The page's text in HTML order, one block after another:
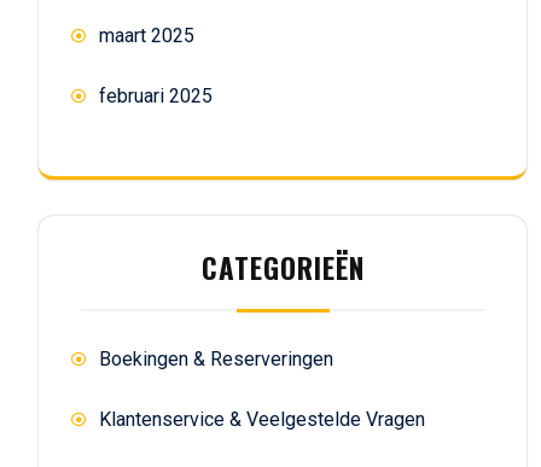
maart 2025
februari 2025
CATEGORIEËN
Boekingen & Reserveringen
Klantenservice & Veelgestelde Vragen